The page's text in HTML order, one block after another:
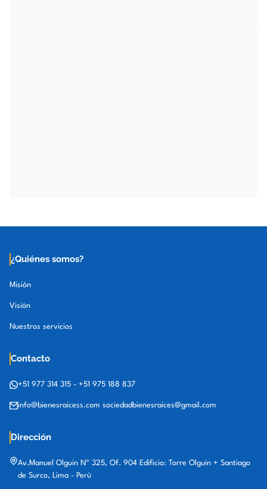
¿Quiénes somos?
Misión
Visión
Nuestros servicios
Contacto
+51 977 314 315 - +51 975 188 837
info@bienesraicess.com sociedadbienesraices@gmail.com
Dirección
Av.Manuel Olguin Nº 325, Of. 904 Edificio: Torre Olguin + Santiago
de Surco, Lima - Perú